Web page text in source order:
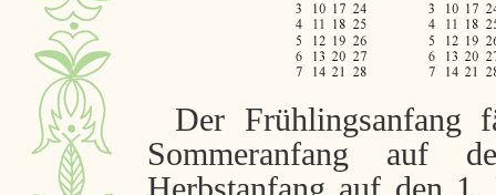
Der Frühlingsanfang
Sommeranfang auf